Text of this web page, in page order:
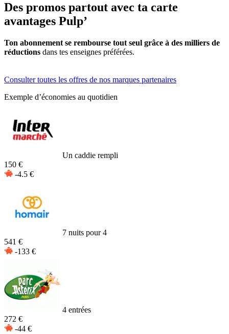
Des promos partout avec ta carte
avantages Pulp’
Ton abonnement se rembourse tout seul grâce à des milliers de
réductions dans tes enseignes préférées.
Consulter toutes les offres de nos marques partenaires
Exemple d’économies au quotidien
Un caddie rempli
150 €
-4.5 €
7 nuits pour 4
541 €
-133 €
4 entrées
272 €
-44 €